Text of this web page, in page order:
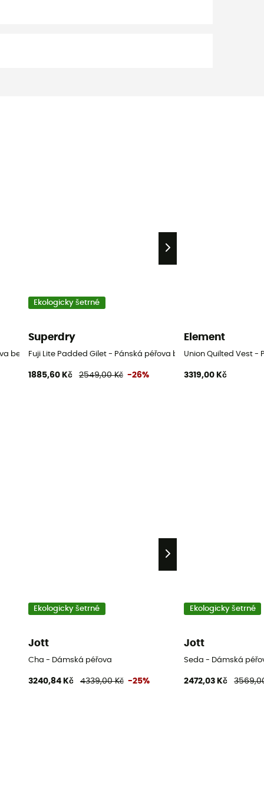
bez rukávů
Ekologicky šetrné
Superdry
Fuji Lite Padded Gilet - Pánská péřova bez rukávů
1885,60 Kč 2549,00 Kč -26%
Element
Union Quilted Vest -
3319,00 Kč
Ekologicky šetrné
Jott
Cha - Dámská péřova
3240,84 Kč 4339,00 Kč -25%
Ekologicky šetrné
Jott
Seda - Dámská
2472,03 Kč